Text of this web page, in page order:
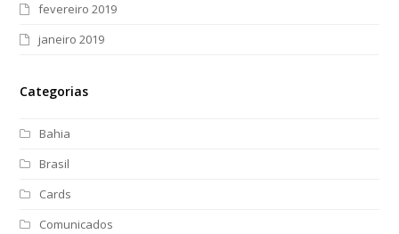
fevereiro 2019
janeiro 2019
Categorias
Bahia
Brasil
Cards
Comunicados